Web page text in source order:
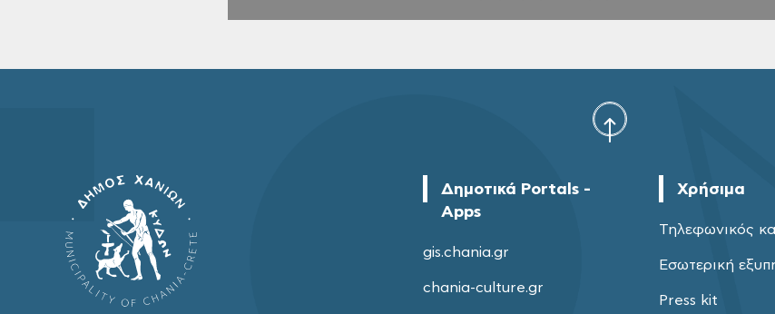
Δημοτικά Portals -
Apps
gis.chania.gr
chania-culture.gr
Χρήσιμα
Τηλεφωνικός
Εσωτερική
Press kit